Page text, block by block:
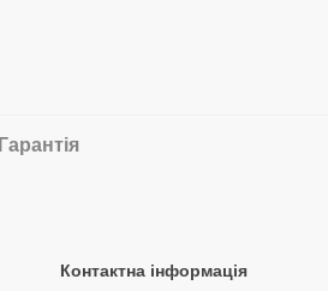
Гарантія
Контактна інформація